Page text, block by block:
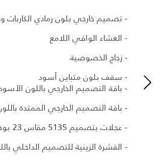
- تصميم خارجي بلون رمادي الكاربات
- الغشاء الواقي اللامع
- زجاج الخصوصية
- سقف بلون متباين أسود
- باقة التصميم الخارجي باللون
- باقة التصميم الخارجي الممتدة
- عجلات بتصميم 5135 مقاس 23 بوصة باللون الأسود اللامع
- القشرة الزينية للتصميم الداخلي